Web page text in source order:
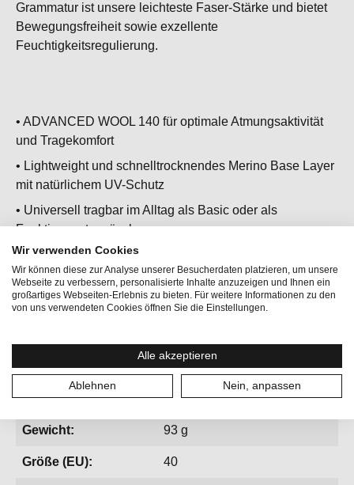
Grammatur ist unsere leichteste Faser-Stärke und bietet
Bewegungsfreiheit sowie exzellente
Feuchtigkeitsregulierung.
• ADVANCED WOOL 140 für optimale Atmungsaktivität
und Tragekomfort
• Lightweight und schnelltrocknendes Merino Base Layer
mit natürlichem UV-Schutz
• Universell tragbar im Alltag als Basic oder als
Funktionsunterwäsche
• Ärmellos mit Rundhalsausschnitt
• Ideal als Baselayer für warme Wintertage und kühle
Sommeraktivitäten
Aktivitäten: Bergsport, Lifestyle
Geschlecht: Damen
Gewicht: 93 g
Größe (EU): 40
Wir verwenden Cookies
Wir können diese zur Analyse unserer Besucherdaten platzieren, um unsere
Webseite zu verbessern, personalisierte Inhalte anzuzeigen und Ihnen ein
großartiges Webseiten-Erlebnis zu bieten. Für weitere Informationen zu den
von uns verwendeten Cookies öffnen Sie die Einstellungen.
Alle akzeptieren
Ablehnen Nein, anpassen